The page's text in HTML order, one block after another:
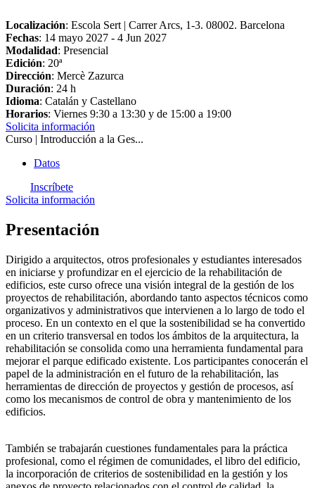
Localización: Escola Sert | Carrer Arcs, 1-3. 08002. Barcelona
Fechas: 14 mayo 2027 - 4 Jun 2027
Modalidad: Presencial
Edición: 20ª
Dirección: Mercè Zazurca
Duración: 24 h
Idioma: Catalán y Castellano
Horarios: Viernes 9:30 a 13:30 y de 15:00 a 19:00
Solicita información
Curso | Introducción a la Ges...
Datos
Inscríbete
Solicita información
Presentación
Dirigido a arquitectos, otros profesionales y estudiantes interesados
en iniciarse y profundizar en el ejercicio de la rehabilitación de
edificios, este curso ofrece una visión integral de la gestión de los
proyectos de rehabilitación, abordando tanto aspectos técnicos como
organizativos y administrativos que intervienen a lo largo de todo el
proceso. En un contexto en el que la sostenibilidad se ha convertido
en un criterio transversal en todos los ámbitos de la arquitectura, la
rehabilitación se consolida como una herramienta fundamental para
mejorar el parque edificado existente. Los participantes conocerán el
papel de la administración en el futuro de la rehabilitación, las
herramientas de dirección de proyectos y gestión de procesos, así
como los mecanismos de control de obra y mantenimiento de los
edificios.
También se trabajarán cuestiones fundamentales para la práctica
profesional, como el régimen de comunidades, el libro del edificio,
la incorporación de criterios de sostenibilidad en la gestión y los